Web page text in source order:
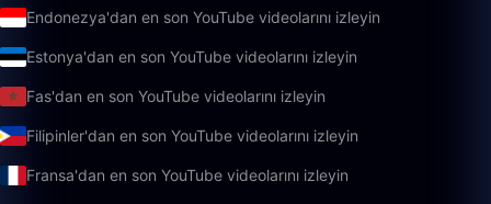
Endonezya'dan en son YouTube videolarını izleyin
Estonya'dan en son YouTube videolarını izleyin
Fas'dan en son YouTube videolarını izleyin
Filipinler'dan en son YouTube videolarını izleyin
Fransa'dan en son YouTube videolarını izleyin